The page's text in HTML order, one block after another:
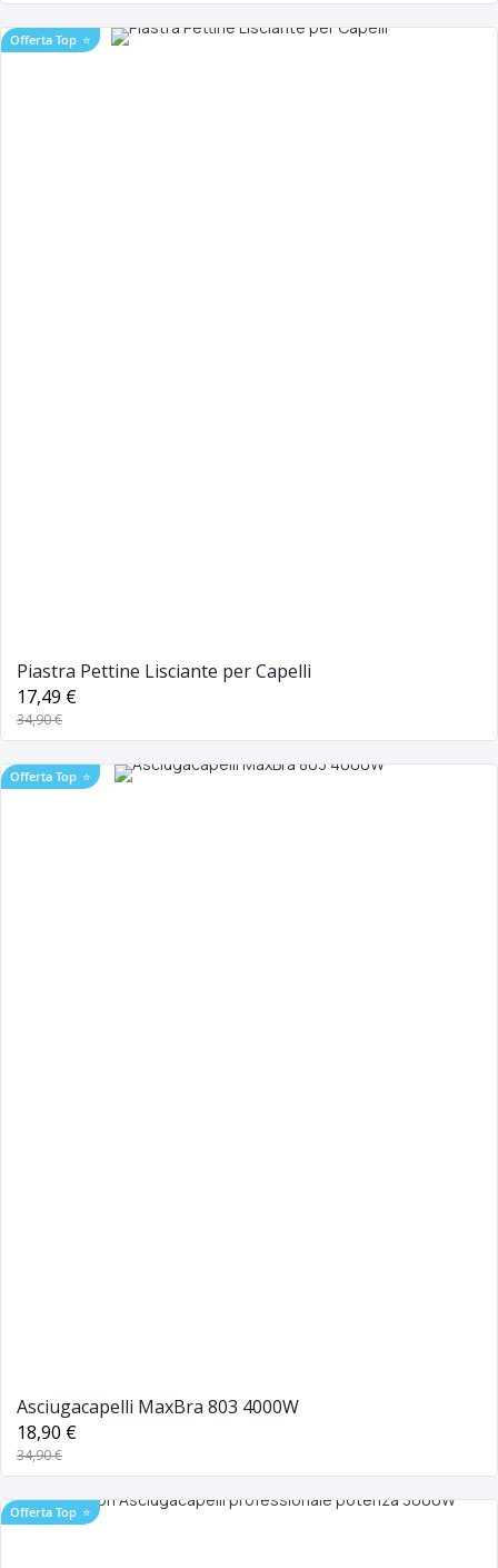
Offerta Top ⭐
Piastra Pettine Lisciante per Capelli
17,49 €
34,90 €
Offerta Top ⭐
Asciugacapelli MaxBra 803 4000W
18,90 €
34,90 €
Offerta Top ⭐